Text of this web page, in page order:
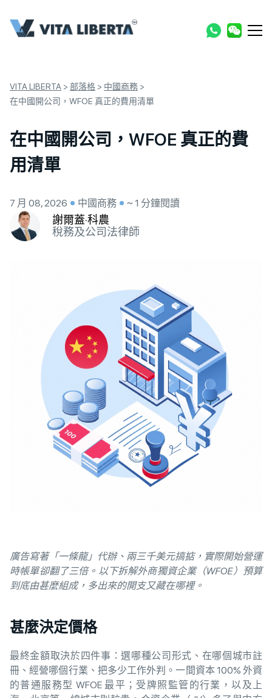
VITA LIBERTA > 部落格 > 中國商務 >
在中國開公司，WFOE 真正的費用清單
在中國開公司，WFOE 真正的費
用清單
7 月 08, 2026 中國商務 ~ 1 分鐘閱讀
謝爾蓋·科農
稅務及公司法律師
廣告寫著「一條龍」代辦、兩三千美元搞掂，實際開始營運
時帳單卻翻了三倍。以下拆解外商獨資企業（WFOE）預算
到底由甚麼組成，多出來的開支又藏在哪裡。
甚麼決定價格
最終金額取決於四件事：選哪種公司形式、在哪個城市註
冊、經營哪個行業、把多少工作外判。一間資本 100% 外資
的普通服務型 WFOE 最平；受牌照監管的行業，以及上